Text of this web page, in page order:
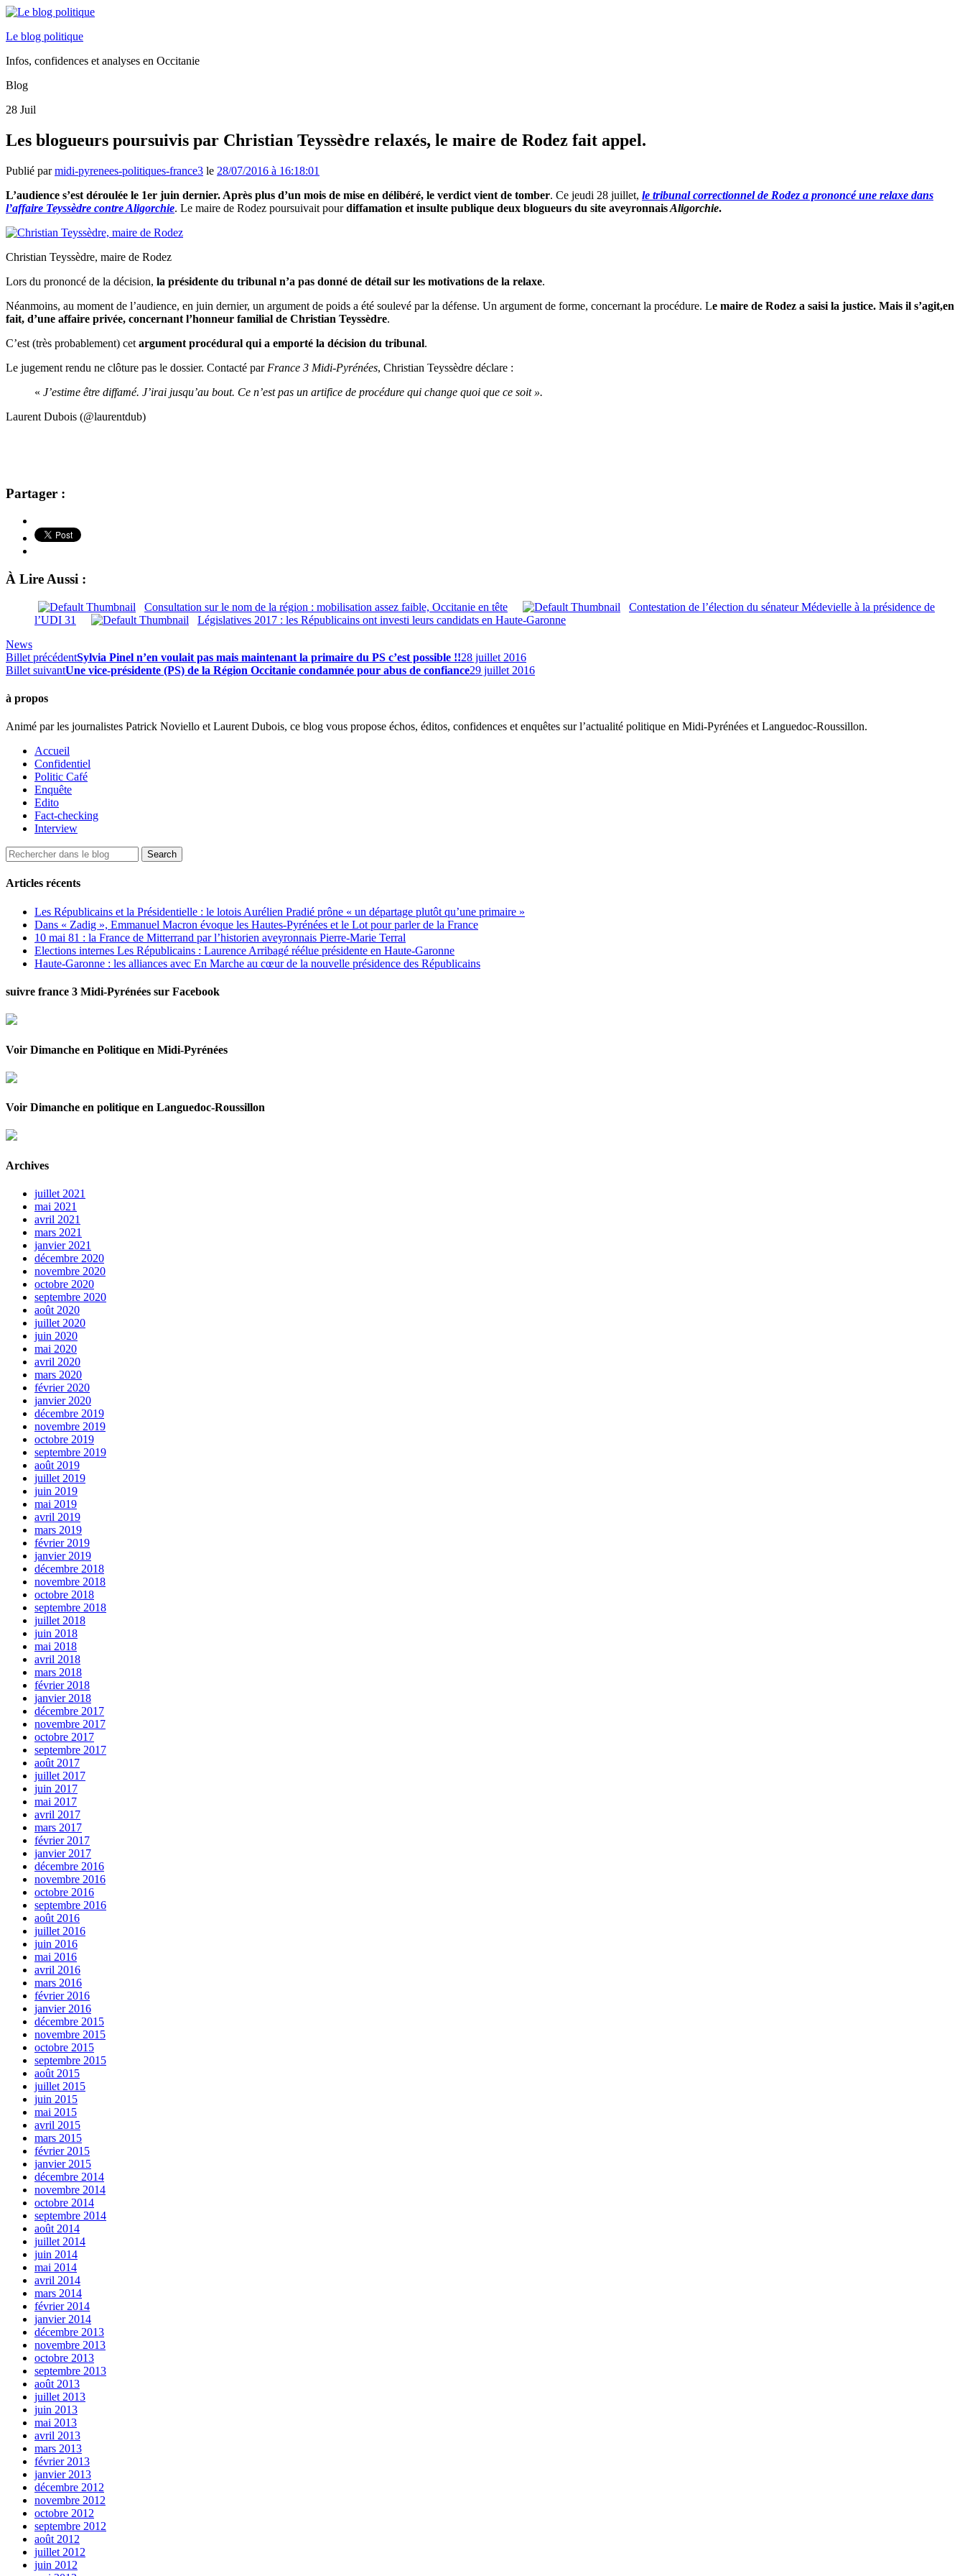
Le blog politique
Infos, confidences et analyses en Occitanie
Blog
28 Juil
Les blogueurs poursuivis par Christian Teyssèdre relaxés, le maire de Rodez fait appel.
Publié parmidi-pyrenees-politiques-france3 le 28/07/2016 à 16:18:01
L’audience s’est déroulée le 1er juin dernier. Après plus d’un mois de mise en délibéré, le verdict vient de tomber. Ce jeudi 28 juillet, le tribunal correctionnel de Rodez a prononcé une relaxe dans
l’affaire Teyssèdre contre Aligorchie. Le maire de Rodez poursuivait pourdiffamation et insulte publique deux blogueurs du site aveyronnaisAligorchie.
Christian Teyssèdre, maire de Rodez
Lors du prononcé de la décision, la présidente du tribunal n’a pas donné de détail sur les motivations de la relaxe.
Néanmoins, au moment de l’audience, en juin dernier, un argument de poids a été soulevé par la défense. Un argument de forme, concernant la procédure. Le maire de Rodez a saisi la justice. Mais il s’agit,en
fait, d’une affaire privée, concernant l’honneur familial de Christian Teyssèdre.
C’est (très probablement) cet argument procédural qui a emporté la décision du tribunal.
Le jugement rendu ne clôture pas le dossier. Contacté par France 3 Midi-Pyrénées, Christian Teyssèdre déclare :
« J’estime être diffamé. J’irai jusqu’au bout. Ce n’est pas un artifice de procédure qui change quoi que ce soit ».
Laurent Dubois (@laurentdub)
Partager :
À Lire Aussi :
Consultation sur le nom de la région : mobilisation assez faible, Occitanie en tête
Contestation de l’élection du sénateur Médevielle à la présidence de
l’UDI 31
Législatives 2017 : les Républicains ont investi leurs candidats en Haute-Garonne
News
Billet précédentSylvia Pinel n’en voulait pas mais maintenant la primaire du PS c’est possible !!28 juillet 2016
Billet suivantUne vice-présidente (PS) de la Région Occitanie condamnée pour abus de confiance29 juillet 2016
à propos
Animé par les journalistes Patrick Noviello et Laurent Dubois, ce blog vous propose échos, éditos, confidences et enquêtes sur l’actualité politique en Midi-Pyrénées et Languedoc-Roussillon.
Accueil
Confidentiel
Politic Café
Enquête
Edito
Fact-checking
Interview
Articles récents
Les Républicains et la Présidentielle : le lotois Aurélien Pradié prône « un départage plutôt qu’une primaire »
Dans « Zadig », Emmanuel Macron évoque les Hautes-Pyrénées et le Lot pour parler de la France
10 mai 81 : la France de Mitterrand par l’historien aveyronnais Pierre-Marie Terral
Elections internes Les Républicains : Laurence Arribagé réélue présidente en Haute-Garonne
Haute-Garonne : les alliances avec En Marche au cœur de la nouvelle présidence des Républicains
suivre france 3 Midi-Pyrénées sur Facebook
Voir Dimanche en Politique en Midi-Pyrénées
Voir Dimanche en politique en Languedoc-Roussillon
Archives
juillet 2021
mai 2021
avril 2021
mars 2021
janvier 2021
décembre 2020
novembre 2020
octobre 2020
septembre 2020
août 2020
juillet 2020
juin 2020
mai 2020
avril 2020
mars 2020
février 2020
janvier 2020
décembre 2019
novembre 2019
octobre 2019
septembre 2019
août 2019
juillet 2019
juin 2019
mai 2019
avril 2019
mars 2019
février 2019
janvier 2019
décembre 2018
novembre 2018
octobre 2018
septembre 2018
juillet 2018
juin 2018
mai 2018
avril 2018
mars 2018
février 2018
janvier 2018
décembre 2017
novembre 2017
octobre 2017
septembre 2017
août 2017
juillet 2017
juin 2017
mai 2017
avril 2017
mars 2017
février 2017
janvier 2017
décembre 2016
novembre 2016
octobre 2016
septembre 2016
août 2016
juillet 2016
juin 2016
mai 2016
avril 2016
mars 2016
février 2016
janvier 2016
décembre 2015
novembre 2015
octobre 2015
septembre 2015
août 2015
juillet 2015
juin 2015
mai 2015
avril 2015
mars 2015
février 2015
janvier 2015
décembre 2014
novembre 2014
octobre 2014
septembre 2014
août 2014
juillet 2014
juin 2014
mai 2014
avril 2014
mars 2014
février 2014
janvier 2014
décembre 2013
novembre 2013
octobre 2013
septembre 2013
août 2013
juillet 2013
juin 2013
mai 2013
avril 2013
mars 2013
février 2013
janvier 2013
décembre 2012
novembre 2012
octobre 2012
septembre 2012
août 2012
juillet 2012
juin 2012